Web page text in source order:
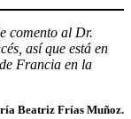
comento al Dr.
así que está en
Francia en la
Beatriz Frías Muñoz.